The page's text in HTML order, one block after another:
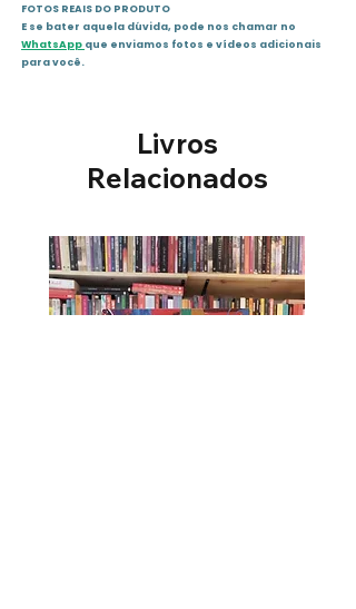
Idioma: Português
ISBN-10: 9788516054694
ISBN-13: 978-8516054694
21 x 1,4 cm
Sinopse
As línguas se transformam
português que falamos e
escrevemos hoje não é o
mesmo de outras épocas.
Navegando pela História e com
FOTOS REAIS DO PRODUTO
E se bater aquela dúvida, pode nos chamar no
WhatsApp que enviamos fotos e vídeos adicionais
para você.
Livros
Relacionados